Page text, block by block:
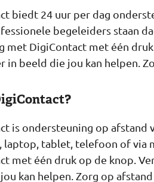
biedt 24 uur per dag
begeleiders staan
met DigiContact met één
in beeld die jou kan helpen.
is ondersteuning op afstand
laptop, tablet, telefoon of via
met één druk op de knop.
kan helpen. Zorg op